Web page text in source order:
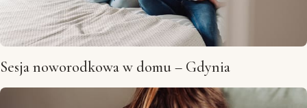
Sesja noworodkowa w domu – Gdynia